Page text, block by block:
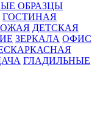
ОБРАЗЦЫ
ГОСТИНАЯ
ДЕТСКАЯ
ЗЕРКАЛА ОФИС
ГЛАДИЛЬНЫЕ